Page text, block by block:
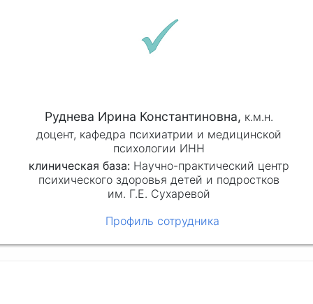
Руднева Ирина Константиновна, к.м.н.
доцент, кафедра психиатрии и медицинской
психологии ИНН
клиническая база: Научно-практический центр
психического здоровья детей и подростков
им. Г.Е. Сухаревой
Профиль сотрудника